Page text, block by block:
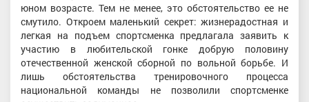
юном возрасте. Тем не менее, это обстоятельство ее не
смутило. Откроем маленький секрет: жизнерадостная и
легкая на подъем спортсменка предлагала заявить к
участию в любительской гонке добрую половину
отечественной женской сборной по вольной борьбе. И
лишь обстоятельства тренировочного процесса
национальной команды не позволили спортсменке